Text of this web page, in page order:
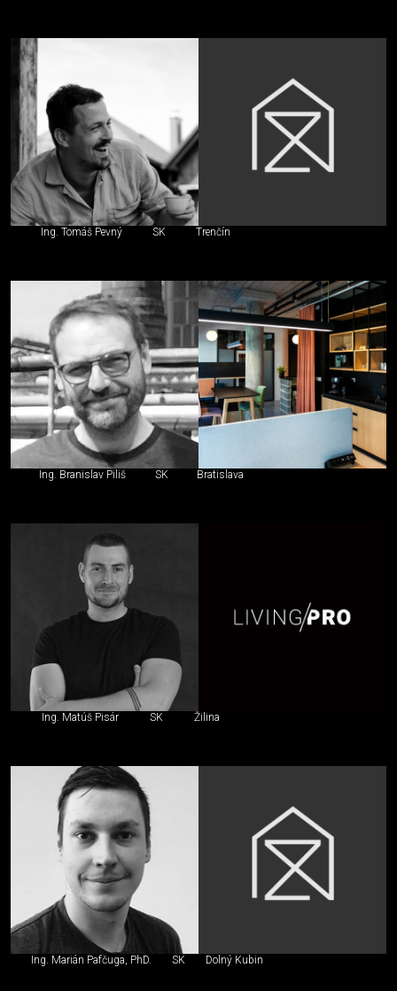
Ing. Tomáš Pevný SK Trenčín
Ing. Branislav Piliš SK Bratislava
Ing. Matúš Pisár SK Žilina
Ing. Marián Pafčuga, PhD. SK Dolný Kubin